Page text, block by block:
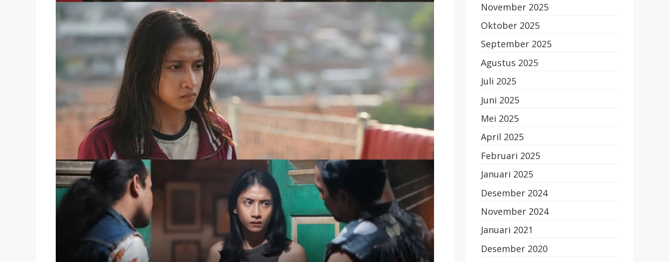
November 2025
Oktober 2025
September 2025
Agustus 2025
Juli 2025
Juni 2025
Mei 2025
April 2025
Februari 2025
Januari 2025
Desember 2024
November 2024
Januari 2021
Desember 2020